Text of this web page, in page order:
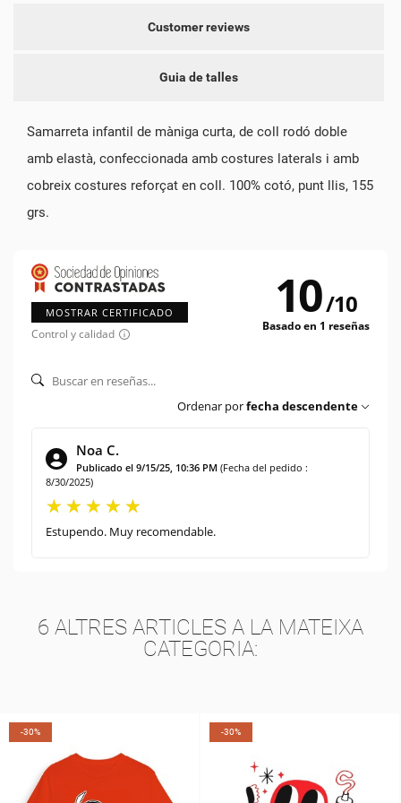
Customer reviews
Guia de talles
Samarreta infantil de màniga curta, de coll rodó doble
amb elastà, confeccionada amb costures laterals i amb
cobreix costures reforçat en coll. 100% cotó, punt llis, 155
grs.
MOSTRAR CERTIFICADO
Control y calidad
10/10
Basado en 1 reseñas
Ordenar porfecha descendente
Noa C.
Publicado el 9/15/25, 10:36 PM (Fecha del pedido :
8/30/2025)
Estupendo. Muy recomendable.
6 ALTRES ARTICLES A LA MATEIXA
CATEGORIA:
CANCEL·LAR